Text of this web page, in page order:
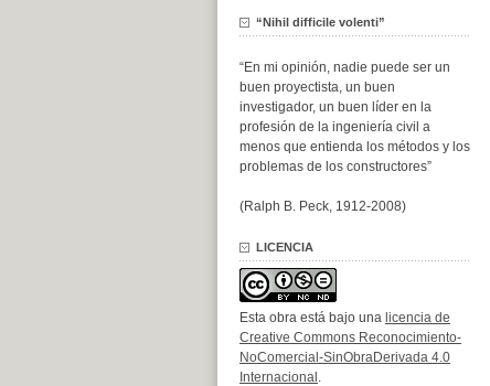
“Nihil difficile volenti”
“En mi opinión, nadie puede ser un
buen proyectista, un buen
investigador, un buen líder en la
profesión de la ingeniería civil a
menos que entienda los métodos y los
problemas de los constructores”
(Ralph B. Peck, 1912-2008)
LICENCIA
Esta obra está bajo una licencia de
Creative Commons Reconocimiento-
NoComercial-SinObraDerivada 4.0
Internacional .